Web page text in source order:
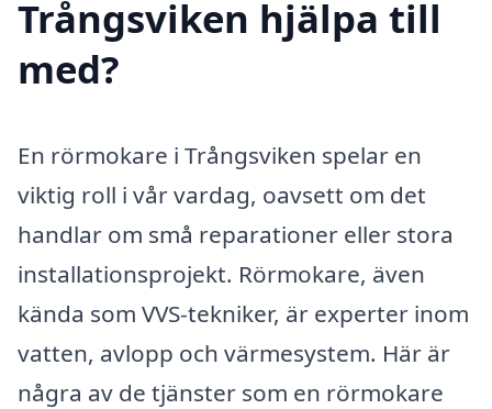
Trångsviken hjälpa till
med?
En rörmokare i Trångsviken spelar en
viktig roll i vår vardag, oavsett om det
handlar om små reparationer eller stora
installationsprojekt. Rörmokare, även
kända som VVS-tekniker, är experter inom
vatten, avlopp och värmesystem. Här är
några av de tjänster som en rörmokare